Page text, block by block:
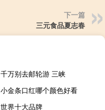
下一篇
三元食品夏志春
千万别去邮轮游 三峡
小金条口红哪个颜色好看
世界十大品牌